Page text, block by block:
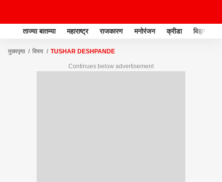
ताज्या बातम्या महाराष्ट्र राजकारण मनोरंजन क्रीडा बिझनेस
मुख्यपृष्ठ विषय TUSHAR DESHPANDE
Continues below advertisement